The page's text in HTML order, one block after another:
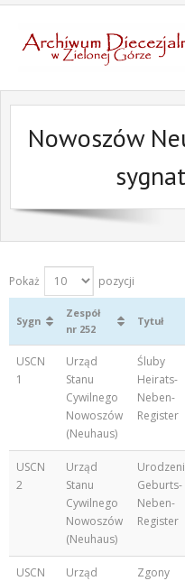
Nowoszów
Pokaż pozycji
Sygn
Zespół
nr 252
Tytuł
USCN
1
Urząd
Stanu
Cywilnego
Nowoszów
(Neuhaus)
Śluby
Heirats-
Neben-
Register
USCN
2
Urząd
Stanu
Cywilnego
Nowoszów
(Neuhaus)
Geburts-
Neben-
Register
USCN
Urząd
Zgony